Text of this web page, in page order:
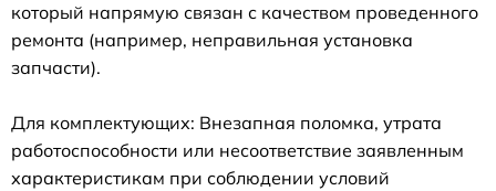
который напрямую связан с качеством проведенного
ремонта (например, неправильная установка
запчасти).
Для комплектующих: Внезапная поломка, утрата
работоспособности или несоответствие заявленным
характеристикам при соблюдении условий